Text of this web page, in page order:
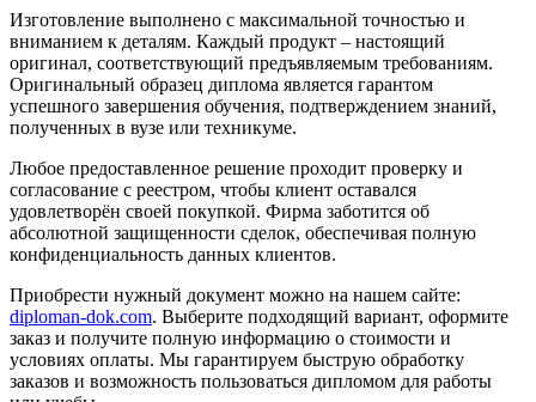
Изготовление выполнено с максимальной точностью и
вниманием к деталям. Каждый продукт – настоящий
оригинал, соответствующий предъявляемым требованиям.
Оригинальный образец диплома является гарантом
успешного завершения обучения, подтверждением знаний,
полученных в вузе или техникуме.
Любое предоставленное решение проходит проверку и
согласование с реестром, чтобы клиент оставался
удовлетворён своей покупкой. Фирма заботится об
абсолютной защищенности сделок, обеспечивая полную
конфиденциальность данных клиентов.
Приобрести нужный документ можно на нашем сайте:
diploman-dok.com. Выберите подходящий вариант, оформите
заказ и получите полную информацию о стоимости и
условиях оплаты. Мы гарантируем быструю обработку
заказов и возможность пользоваться дипломом для работы